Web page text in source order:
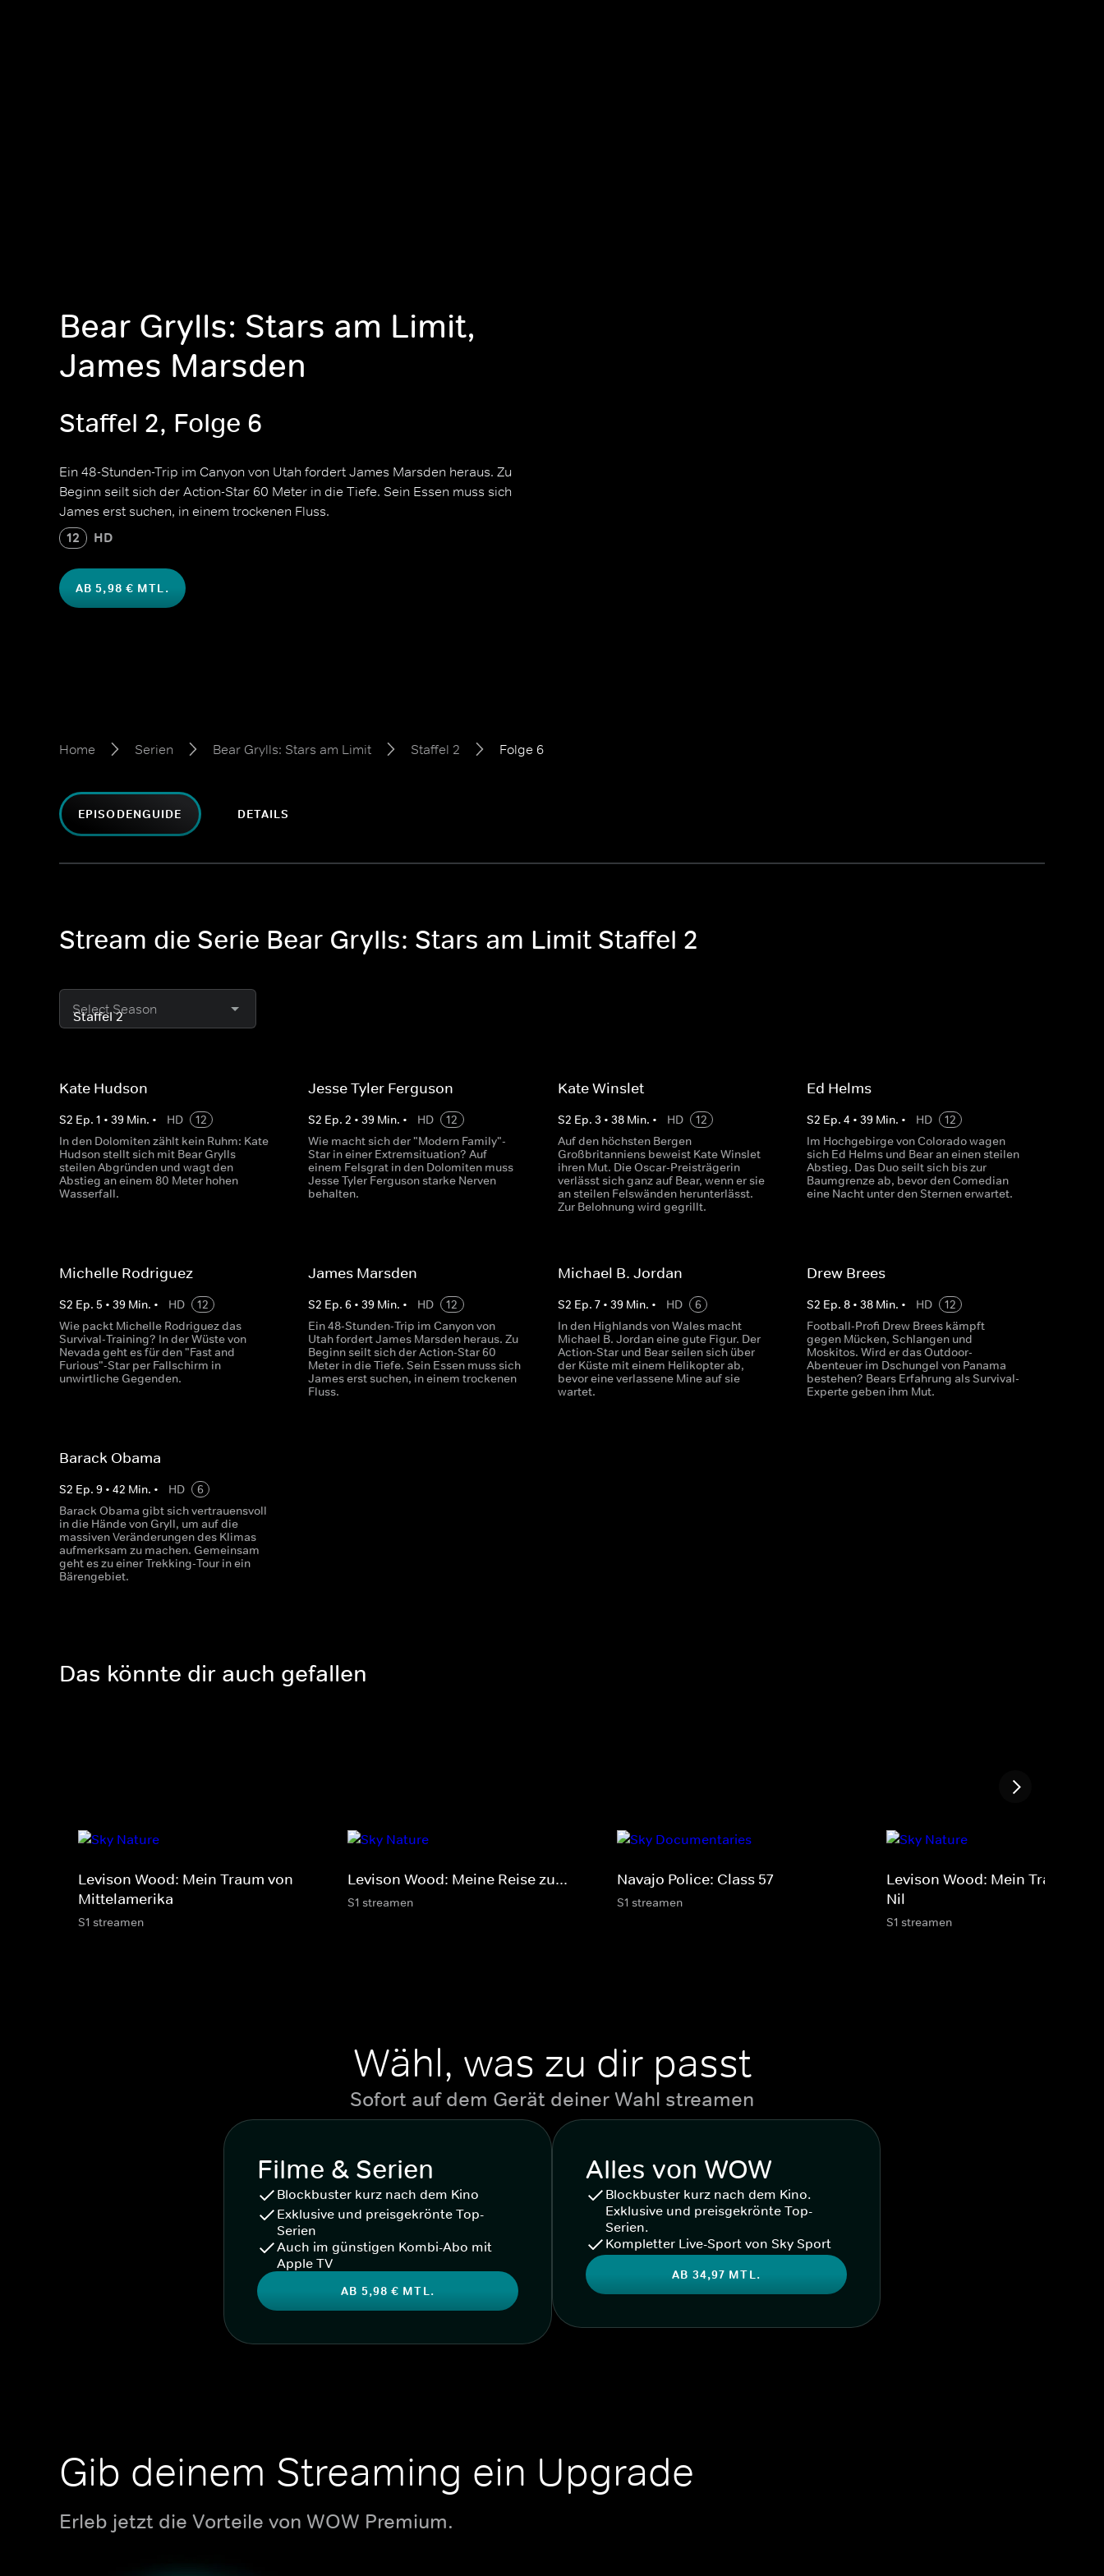
Bear Grylls: Stars am Limit,
James Marsden
Staffel 2, Folge 6
Ein 48-Stunden-Trip im Canyon von Utah fordert James Marsden heraus. Zu
Beginn seilt sich der Action-Star 60 Meter in die Tiefe. Sein Essen muss sich
James erst suchen, in einem trockenen Fluss.
12 HD
AB 5,98 € MTL.
Home Serien Bear Grylls: Stars am Limit Staffel 2 Folge 6
EPISODENGUIDE DETAILS
Stream die Serie Bear Grylls: Stars am Limit Staffel 2
Select Season
Kate Hudson
S2 Ep. 1 • 39 Min. • HD
12
In den Dolomiten zählt kein Ruhm: Kate
Hudson stellt sich mit Bear Grylls
steilen Abgründen und wagt den
Abstieg an einem 80 Meter hohen
Wasserfall.
Jesse Tyler Ferguson
S2 Ep.2 •39 Min. • HD
12
Wie macht sich der "Modern Family"-
Star in einer Extremsituation? Auf
einem Felsgrat in den Dolomiten muss
Jesse Tyler Ferguson starke Nerven
behalten.
Kate Winslet
S2 Ep. 3 • 38Min. • HD
12
Auf den höchsten Bergen
Großbritanniens beweist Kate Winslet
ihren Mut. Die Oscar-Preisträgerin
verlässt sich ganz auf Bear, wenn er sie
an steilen Felswänden herunterlässt.
Zur Belohnung wird gegrillt.
Ed Helms
S2 Ep. 4 • 39Min. • HD
12
Im Hochgebirge von Colorado wagen
sich Ed Helms und Bear an einen steilen
Abstieg. Das Duo seilt sich bis zur
Baumgrenze ab, bevor den Comedian
eine Nacht unter den Sternen erwartet.
Michelle Rodriguez
S2 Ep. 5 • 39 Min. • HD
12
Wie packt Michelle Rodriguez das
Survival-Training? In der Wüste von
Nevada geht es für den "Fast and
Furious"-Star per Fallschirm in
unwirtliche Gegenden.
James Marsden
S2 Ep.6 •39 Min. • HD
12
Ein 48-Stunden-Trip im Canyon von
Utah fordert James Marsden heraus. Zu
Beginn seilt sich der Action-Star 60
Meter in die Tiefe. Sein Essen muss sich
James erst suchen, in einem trockenen
Fluss.
Michael B. Jordan
S2 Ep. 7• 39Min. • HD
6
In den Highlands von Wales macht
Michael B. Jordan eine gute Figur. Der
Action-Star und Bear seilen sich über
der Küste mit einem Helikopter ab,
bevor eine verlassene Mine auf sie
wartet.
Drew Brees
S2 Ep. 8• 38Min. • HD
12
Football-Profi Drew Brees kämpft
gegen Mücken, Schlangen und
Moskitos. Wird er das Outdoor-
Abenteuer im Dschungel von Panama
bestehen? Bears Erfahrung als Survival-
Experte geben ihm Mut.
Barack Obama
S2 Ep. 9 • 42 Min. • HD
6
Barack Obama gibt sich vertrauensvoll
in die Hände von Gryll, um auf die
massiven Veränderungen des Klimas
aufmerksam zu machen. Gemeinsam
geht es zu einer Trekking-Tour in ein
Bärengebiet.
Das könnte dir auch gefallen
Levison Wood: Mein Traum von
Mittelamerika
S1 streamen
Levison Wood: Meine Reise zu...
S1 streamen
Navajo Police: Class 57
S1 streamen
Levison Wood: Mein Traum
Nil
S1 streamen
Wähl, was zu dir passt
Sofort auf dem Gerät deiner Wahl streamen
Filme & Serien
Blockbuster kurz nach dem Kino
Exklusive und preisgekrönte Top-
Serien
Auch im günstigen Kombi-Abo mit
Apple TV
AB 5,98 € MTL.
Alles von WOW
Blockbuster kurz nach dem Kino.
Exklusive und preisgekrönte Top-
Serien.
Kompletter Live-Sport von Sky Sport
AB 34,97 MTL.
Gib deinem Streaming ein Upgrade
Erleb jetzt die Vorteile von WOW Premium.